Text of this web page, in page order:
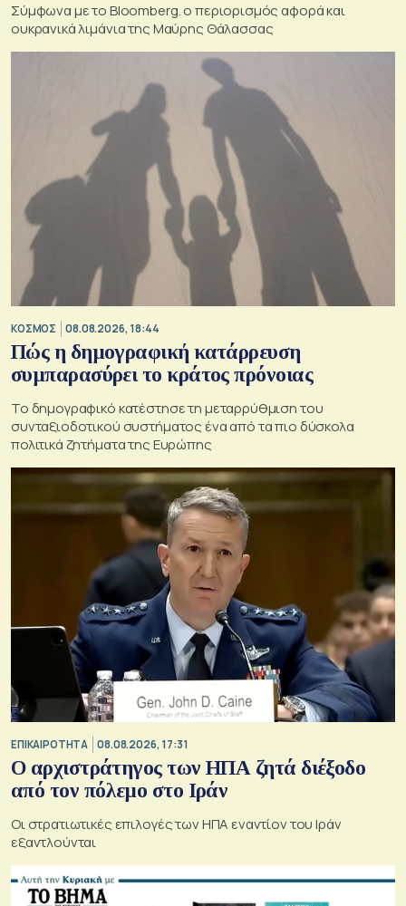
Σύμφωνα με το Bloomberg. ο περιορισμός αφορά και
ουκρανικά λιμάνια της Μαύρης Θάλασσας
ΚΟΣΜΟΣ 08.08.2026, 18:44
Πώς η δημογραφική κατάρρευση
συμπαρασύρει το κράτος πρόνοιας
Το δημογραφικό κατέστησε τη μεταρρύθμιση του
συνταξιοδοτικού συστήματος ένα από τα πιο δύσκολα
πολιτικά ζητήματα της Ευρώπης
ΕΠΙΚΑΙΡΟΤΗΤΑ 08.08.2026, 17:31
Ο αρχιστράτηγος των ΗΠΑ ζητά διέξοδο
από τον πόλεμο στο Ιράν
Οι στρατιωτικές επιλογές των ΗΠΑ εναντίον του Ιράν
εξαντλούνται